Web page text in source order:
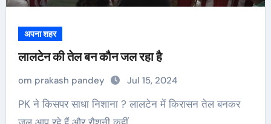
अपना शहर
लालटेन की तेल बन कौन जल रहा है
om prakash pandey Jul 15, 2024
PK ने किसपर साधा निशाना ? लालटेन में किरासन तेल बनकर